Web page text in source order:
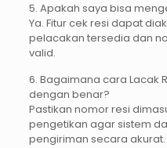
5. Apakah saya bisa
Ya. Fitur cek resi dapat
pelacakan tersedia dan
valid.
6. Bagaimana cara Lacak
dengan benar?
Pastikan nomor resi
pengetikan agar sistem
pengiriman secara akurat.